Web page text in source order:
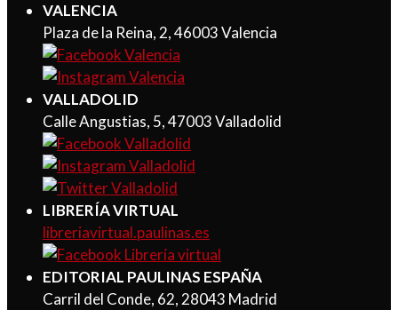
VALENCIA
Plaza de la Reina, 2, 46003 Valencia
VALLADOLID
Calle Angustias, 5, 47003 Valladolid
LIBRERÍA VIRTUAL
libreriavirtual.paulinas.es
EDITORIAL PAULINAS ESPAÑA
Carril del Conde, 62, 28043 Madrid